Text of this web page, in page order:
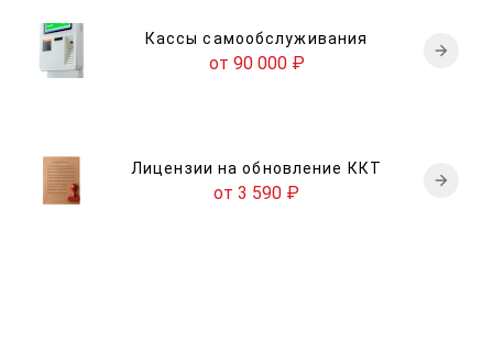
Кассы самообслуживания
от 90 000 ₽
Лицензии на обновление ККТ
от 3 590 ₽